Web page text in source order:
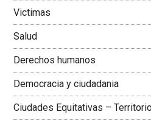
Victimas
Salud
Derechos humanos
Democracia y ciudadania
Ciudades Equitativas –